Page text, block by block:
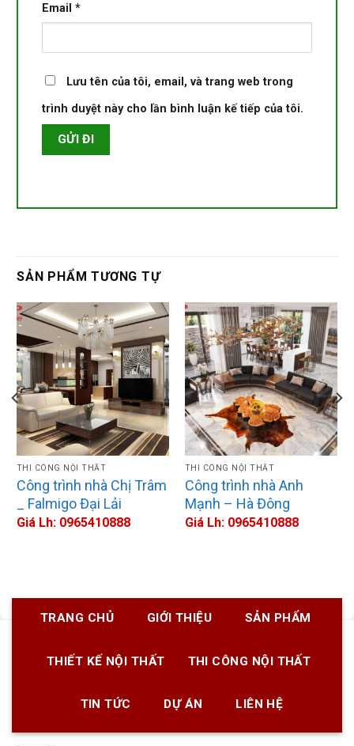
Email *
Lưu tên của tôi, email, và trang web trong
trình duyệt này cho lần bình luận kế tiếp của tôi.
SẢN PHẨM TƯƠNG TỰ
THI CÔNG NỘI THẤT
Công trình nhà Chị Trâm
_ Falmigo Đại Lải
Giá Lh: 0965410888
THI CÔNG NỘI THẤT
Công trình nhà Anh
Mạnh – Hà Đông
Giá Lh: 0965410888
TRANG CHỦ GIỚI THIỆU SẢN PHẨM
THIẾT KẾ NỘI THẤT THI CÔNG NỘI THẤT
TIN TỨC DỰ ÁN LIÊN HỆ